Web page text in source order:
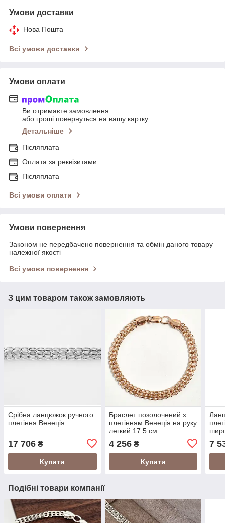
Умови доставки
Нова Пошта
Всі умови доставки
Умови оплати
Ви отримаєте замовлення
або гроші повернуться на вашу картку
Детальніше
Післяплата
Оплата за реквізитами
Післяплата
Всі умови оплати
Умови повернення
Законом не передбачено повернення та обмін даного товару
належної якості
Всі умови повернення
З цим товаром також замовляють
Срібна ланцюжок ручного
плетіння Венеція
17 706 ₴
Купити
Браслет позолочений з
плетінням Венеція на руку
легкий 17.5 см
4 256₴
Купити
7
Подібні товари компанії